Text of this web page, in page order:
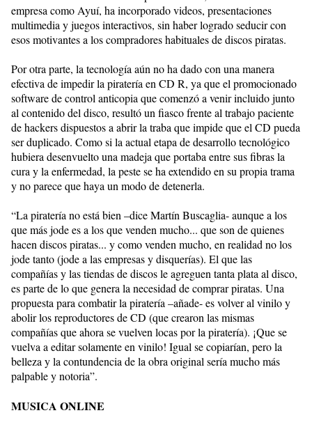
empresa como Ayuí, ha incorporado videos, presentaciones
multimedia y juegos interactivos, sin haber logrado seducir con
esos motivantes a los compradores habituales de discos piratas.
Por otra parte, la tecnología aún no ha dado con una manera
efectiva de impedir la piratería en CD R, ya que el promocionado
software de control anticopia que comenzó a venir incluido junto
al contenido del disco, resultó un fiasco frente al trabajo paciente
de hackers dispuestos a abrir la traba que impide que el CD pueda
ser duplicado. Como si la actual etapa de desarrollo tecnológico
hubiera desenvuelto una madeja que portaba entre sus fibras la
cura y la enfermedad, la peste se ha extendido en su propia trama
y no parece que haya un modo de detenerla.
“La piratería no está bien –dice Martín Buscaglia- aunque a los
que más jode es a los que venden mucho... que son de quienes
hacen discos piratas... y como venden mucho, en realidad no los
jode tanto (jode a las empresas y disquerías). El que las
compañías y las tiendas de discos le agreguen tanta plata al disco,
es parte de lo que genera la necesidad de comprar piratas. Una
propuesta para combatir la piratería –añade- es volver al vinilo y
abolir los reproductores de CD (que crearon las mismas
compañías que ahora se vuelven locas por la piratería). ¡Que se
vuelva a editar solamente en vinilo! Igual se copiarían, pero la
belleza y la contundencia de la obra original sería mucho más
palpable y notoria”.
MUSICA ONLINE